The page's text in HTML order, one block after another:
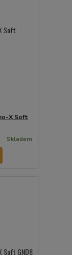
X Soft
Skladem